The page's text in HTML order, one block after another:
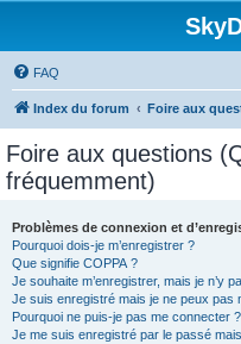
FAQ
Index du forum Foire aux
Foire aux questions
fréquemment)
Problèmes de connexion et
Pourquoi dois-je m’enregistrer ?
Que signifie COPPA ?
Je souhaite m’enregistrer, mais je n’y
Je suis enregistré mais je ne peux pas
Pourquoi ne puis-je pas me connecter ?
Je me suis enregistré par le passé